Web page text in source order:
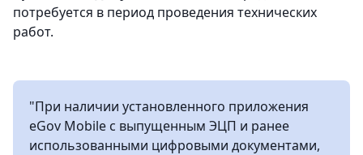
потребуется в период проведения технических
работ.
"При наличии установленного приложения
eGov Mobile с выпущенным ЭЦП и ранее
использованными цифровыми документами,